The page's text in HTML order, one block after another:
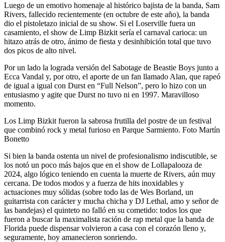
Luego de un emotivo homenaje al histórico bajista de la banda, Sam
Rivers, fallecido recientemente (en octubre de este año), la banda
dio el pistoletazo inicial de su show. Si el Loserville fuera un
casamiento, el show de Limp Bizkit sería el carnaval carioca: un
hitazo atrás de otro, ánimo de fiesta y desinhibición total que tuvo
dos picos de alto nivel.
Por un lado la lograda versión del Sabotage de Beastie Boys junto a
Ecca Vandal y, por otro, el aporte de un fan llamado Alan, que rapeó
de igual a igual con Durst en “Full Nelson”, pero lo hizo con un
entusiasmo y agite que Durst no tuvo ni en 1997. Maravilloso
momento.
Los Limp Bizkit fueron la sabrosa frutilla del postre de un festival
que combinó rock y metal furioso en Parque Sarmiento. Foto Martín
Bonetto
Si bien la banda ostenta un nivel de profesionalismo indiscutible, se
los notó un poco más bajos que en el show de Lollapalooza de
2024, algo lógico teniendo en cuenta la muerte de Rivers, aún muy
cercana. De todos modos y a fuerza de hits inoxidables y
actuaciones muy sólidas (sobre todo las de Wes Borland, un
guitarrista con carácter y mucha chicha y DJ Lethal, amo y señor de
las bandejas) el quinteto no falló en su cometido: todos los que
fueron a buscar la maximalista ración de rap metal que la banda de
Florida puede dispensar volvieron a casa con el corazón lleno y,
seguramente, hoy amanecieron sonriendo.